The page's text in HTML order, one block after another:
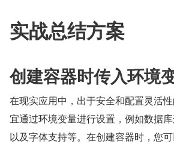
实战总结方案
创建容器时传入环境
在现实应用中，出于安全和配置灵活
宜通过环境变量进行设置，例如数据
以及字体支持等。在创建容器时，您